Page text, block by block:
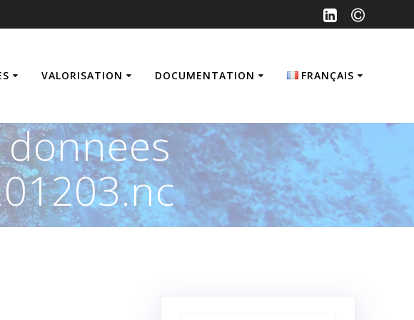
VALORISATION DOCUMENTATION FRANÇAIS
English